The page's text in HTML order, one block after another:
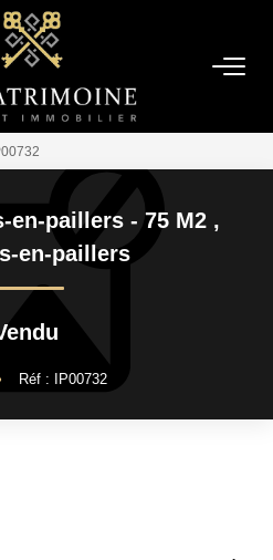
Ventes
en-paillers - 75 M2 ,
en-paillers
Réf : IP00732